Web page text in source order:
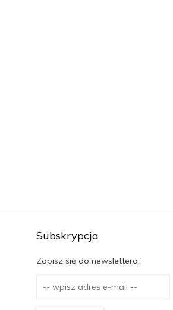
Subskrypcja
Zapisz się do newslettera: